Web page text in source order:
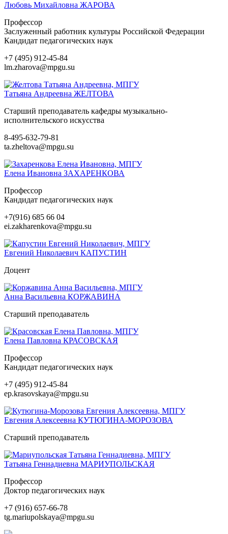
Любовь Михайловна ЖАРОВА
Профессор
Заслуженный работник культуры Российской Федерации
Кандидат педагогических наук
+7 (495) 912-45-84
lm.zharova@mpgu.su
Татьяна Андреевна ЖЕЛТОВА
Старший преподаватель кафедры музыкально-
исполнительского искусства
8-495-632-79-81
ta.zheltova@mpgu.su
Елена Ивановна ЗАХАРЕНКОВА
Профессор
Кандидат педагогических наук
+7(916) 685 66 04
ei.zakharenkova@mpgu.su
Евгений Николаевич КАПУСТИН
Доцент
Анна Васильевна КОРЖАВИНА
Старший преподаватель
Елена Павловна КРАСОВСКАЯ
Профессор
Кандидат педагогических наук
+7 (495) 912-45-84
ep.krasovskaya@mpgu.su
Евгения Алексеевна КУТЮГИНА-МОРОЗОВА
Старший преподаватель
Татьяна Геннадиевна МАРИУПОЛЬСКАЯ
Профессор
Доктор педагогических наук
+7 (916) 657-66-78
tg.mariupolskaya@mpgu.su